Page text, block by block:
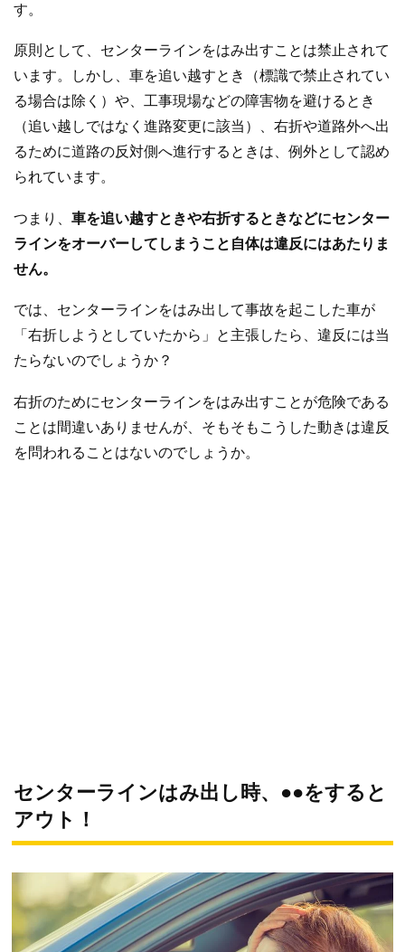
す。
原則として、センターラインをはみ出すことは禁止されて
います。しかし、車を追い越すとき（標識で禁止されてい
る場合は除く）や、工事現場などの障害物を避けるとき
（追い越しではなく進路変更に該当）、右折や道路外へ出
るために道路の反対側へ進行するときは、例外として認め
られています。
つまり、 車を追い越すときや右折するときなどにセンター
ラインをオーバーしてしまうこと自体は違反にはあたりま
せん。
では、センターラインをはみ出して事故を起こした車が
「右折しようとしていたから」と主張したら、違反には当
たらないのでしょうか？
右折のためにセンターラインをはみ出すことが危険である
ことは間違いありませんが、そもそもこうした動きは違反
を問われることはないのでしょうか。
センターラインはみ出し時、●●をすると
アウト！